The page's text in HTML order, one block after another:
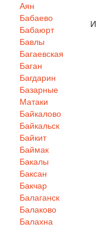
Аян
Бабаево
Бабаюрт
Бавлы
Багаевская
Баган
Багдарин
Базарные
Матаки
Байкалово
Байкальск
Байкит
Баймак
Бакалы
Баксан
Бакчар
Балаганск
Балаково
Балахна
И